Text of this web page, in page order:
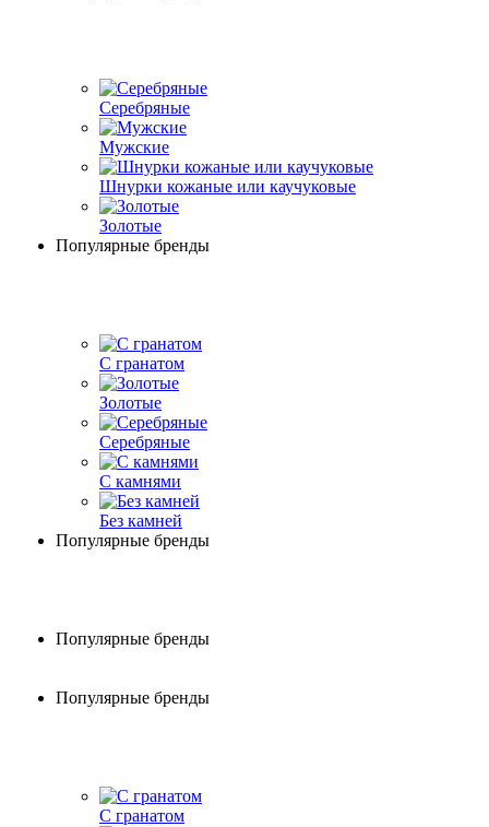
Серебряные
Мужские
Шнурки кожаные или каучуковые
Золотые
Популярные бренды
С гранатом
Золотые
Серебряные
С камнями
Без камней
Популярные бренды
Популярные бренды
Популярные бренды
С гранатом